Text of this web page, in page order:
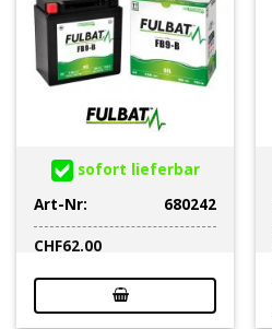
sofort lieferbar
Art-Nr:
680242
CHF62.00